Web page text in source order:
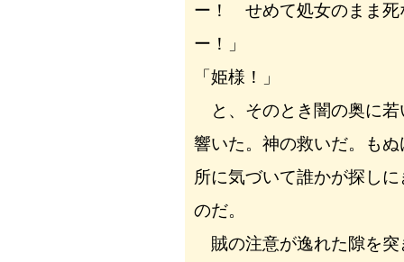
ー！ せめて処女のまま死
ー！」
「姫様！」
と、そのとき闇の奥に若
響いた。神の救いだ。も
所に気づいて誰かが探し
のだ。
賊の注意が逸れた隙を突